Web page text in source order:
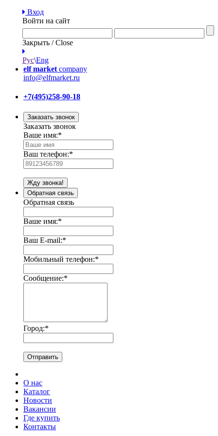
Вход
Войти на сайт
Закрыть / Close
Рус\Eng
elf market company
info@elfmarket.ru
+7(495)258-90-18
Заказать звонок
Заказать звонок
Ваше имя:*
Ваш телефон:*
Жду звонка!
Обратная связь
Обратная связь
Ваше имя:*
Ваш E-mail:*
Мобильный телефон:*
Сообщение:*
Город:*
Отправить
О нас
Каталог
Новости
Вакансии
Где купить
Контакты